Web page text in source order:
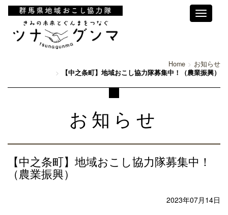
Toggle
Home
お知らせ
【中之条町】地域おこし協力隊募集中！（農業振興）
お知らせ
【中之条町】地域おこし協力隊募集中！
（農業振興）
2023年07月14日